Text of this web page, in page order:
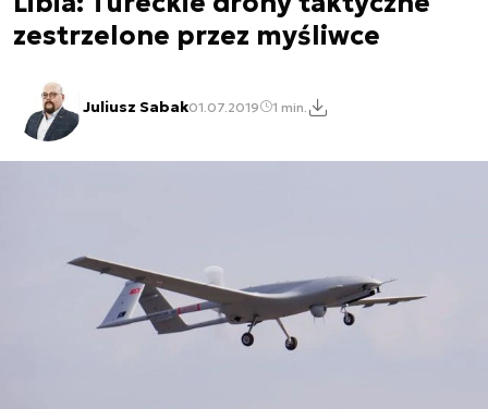
zestrzelone przez myśliwce
Juliusz Sabak01.07.2019 1 min.